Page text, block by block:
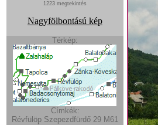
1223 megtekintés
Nagyfölbontású kép
Térkép:
Címkék:
Révfülöp Szepezdfürdő 29 M61